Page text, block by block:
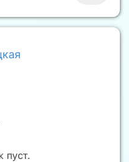
пуст.